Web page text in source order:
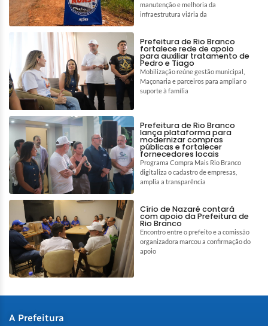
manutenção e melhoria da
infraestrutura viária da
Prefeitura de Rio Branco
fortalece rede de apoio
para auxiliar tratamento de
Pedro e Tiago
Mobilização reúne gestão municipal,
Maçonaria e parceiros para ampliar o
suporte à família
Prefeitura de Rio Branco
lança plataforma para
modernizar compras
públicas e fortalecer
fornecedores locais
Programa Compra Mais Rio Branco
digitaliza o cadastro de empresas,
amplia a transparência
Círio de Nazaré contará
com apoio da Prefeitura de
Rio Branco
Encontro entre o prefeito e a comissão
organizadora marcou a confirmação do
apoio
A Prefeitura